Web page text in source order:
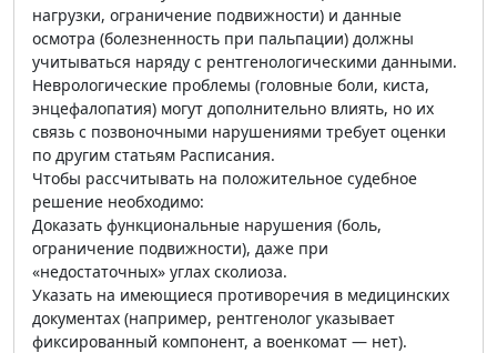
нагрузки, ограничение подвижности) и данные
осмотра (болезненность при пальпации) должны
учитываться наряду с рентгенологическими данными.
Неврологические проблемы (головные боли, киста,
энцефалопатия) могут дополнительно влиять, но их
связь с позвоночными нарушениями требует оценки
по другим статьям Расписания.
Чтобы рассчитывать на положительное судебное
решение необходимо:
Доказать функциональные нарушения (боль,
ограничение подвижности), даже при
«недостаточных» углах сколиоза.
Указать на имеющиеся противоречия в медицинских
документах (например, рентгенолог указывает
фиксированный компонент, а военкомат — нет).